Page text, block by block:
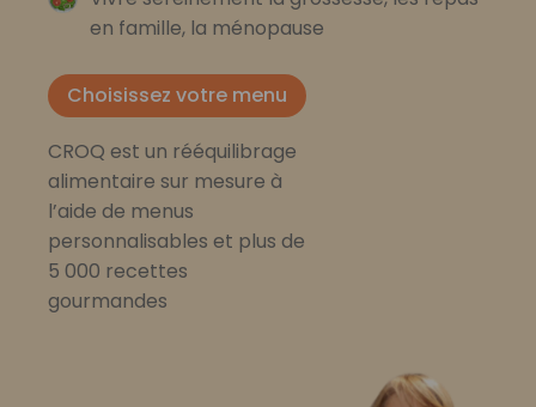
en famille, la ménopause
Choisissez votre menu
CROQ est un rééquilibrage
alimentaire sur mesure à
l’aide de menus
personnalisables et plus de
5 000 recettes
gourmandes